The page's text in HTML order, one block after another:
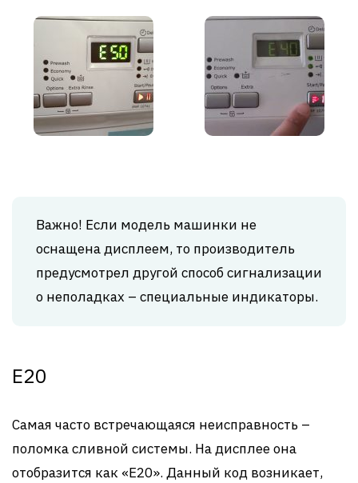
Важно! Если модель машинки не
оснащена дисплеем, то производитель
предусмотрел другой способ сигнализации
о неполадках – специальные индикаторы.
Е20
Самая часто встречающаяся неисправность –
поломка сливной системы. На дисплее она
отобразится как «Е20». Данный код возникает,